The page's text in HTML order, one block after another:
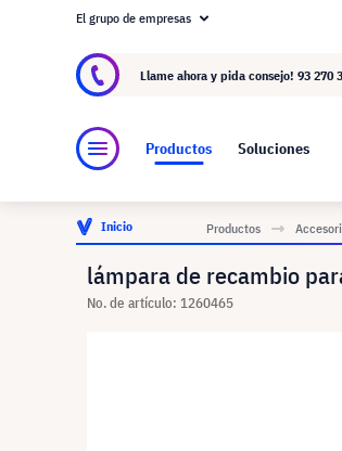
Acerca de visunext.es
El grupo de empresas
Llame ahora y pida consejo! 93 270
Productos Soluciones
Inicio Productos
lámpara de recambio
No. de artículo: 1260465